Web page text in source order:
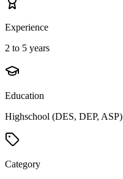
Experience
2 to 5 years
Education
Highschool (DES, DEP, ASP)
Category